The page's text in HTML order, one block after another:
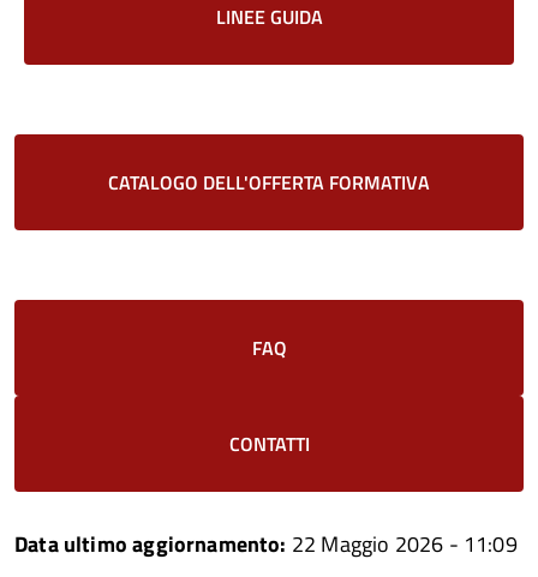
LINEE GUIDA
CATALOGO DELL'OFFERTA FORMATIVA
FAQ
CONTATTI
Data ultimo aggiornamento: 22 Maggio 2026 - 11:09